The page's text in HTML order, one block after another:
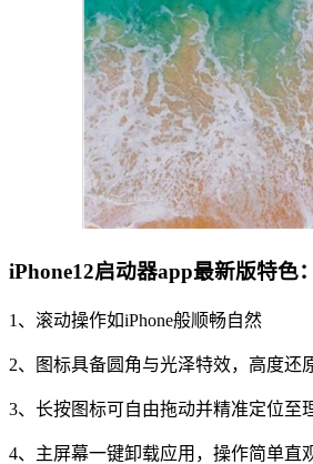
iPhone12启动器app最新版特色：
1、滚动操作如iPhone般顺畅自然
2、图标具备圆角与光泽特效，高度还
3、长按图标可自由拖动并精准定位至
4、主屏幕一键卸载应用，操作简单直